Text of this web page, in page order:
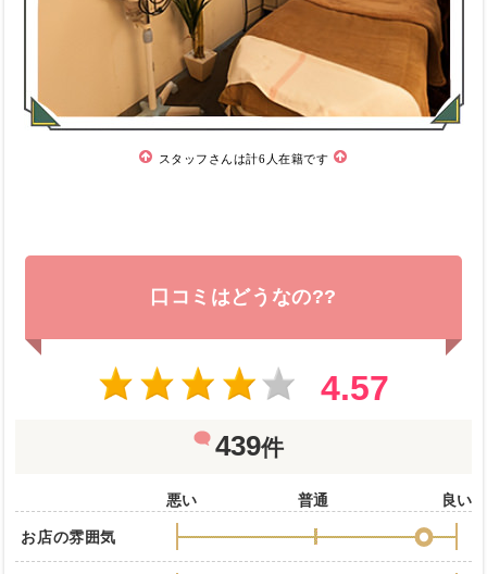
スタッフさんは計6人在籍です
口コミはどうなの??
4.57
439件
悪い 普通 良い
お店の雰囲気